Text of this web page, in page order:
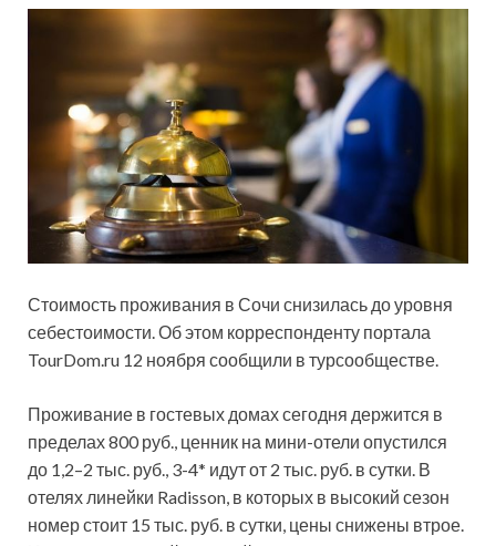
Стоимость проживания в Сочи снизилась до уровня
себестоимости. Об этом корреспонденту портала
TourDom.ru 12 ноября сообщили в турсообществе.
Проживание в гостевых домах сегодня держится в
пределах 800 руб., ценник на мини-отели опустился
до 1,2–2 тыс. руб., 3-4* идут от 2 тыс. руб. в сутки. В
отелях линейки Radisson, в которых в высокий сезон
номер стоит 15 тыс. руб. в сутки, цены снижены втрое.